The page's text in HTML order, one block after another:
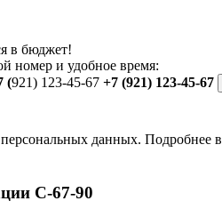
в бюджет!
номер и удобное время:
(921) 123-45-67 +7 (921) 123-45-67
данных. Подробнее в
С-67-90